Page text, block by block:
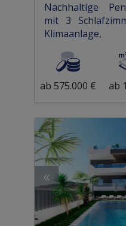
Nachhaltige
mit 3
400 m vom Strand
ab 575.000 €
ab